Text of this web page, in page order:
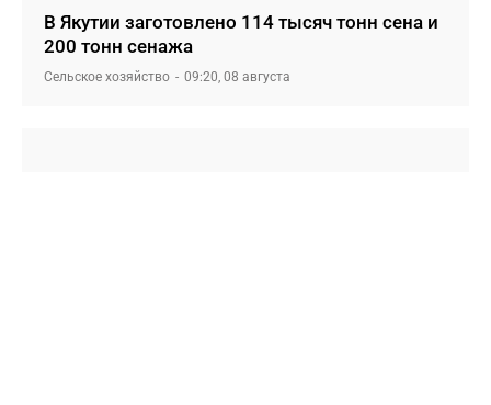
В Якутии заготовлено 114 тысяч тонн сена и
200 тонн сенажа
Сельское хозяйство 09:20, 08 августа